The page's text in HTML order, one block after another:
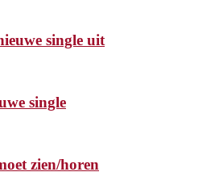
single uit
single
zien/horen